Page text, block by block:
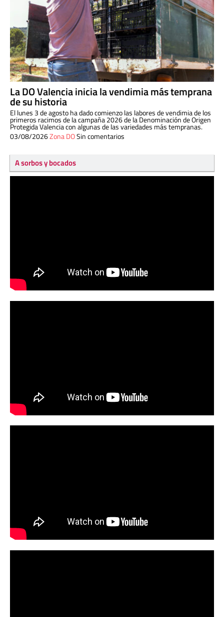
La DO Valencia inicia la vendimia más temprana
de su historia
El lunes 3 de agosto ha dado comienzo las labores de vendimia de los
primeros racimos de la campaña 2026 de la Denominación de Origen
Protegida Valencia con algunas de las variedades más tempranas.
03/08/2026Zona DOSin comentarios
A sorbos y bocados